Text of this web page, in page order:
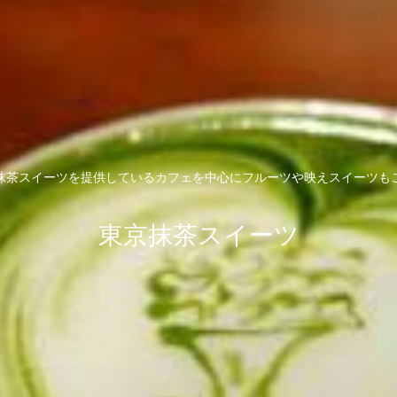
茶スイーツを提供しているカフェを中心にフルーツや映えスイーツも
東京抹茶スイーツ